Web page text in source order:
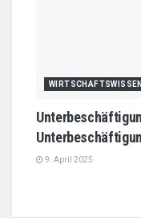
WIRTSCHAFTSWISSEN
9. April 2025